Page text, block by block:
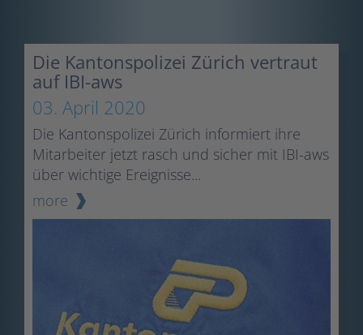
Die Kantonspolizei Zürich vertraut
auf IBI-aws
03. April 2020
Die Kantonspolizei Zürich informiert ihre
Mitarbeiter jetzt rasch und sicher mit IBI-aws
über wichtige Ereignisse...
more